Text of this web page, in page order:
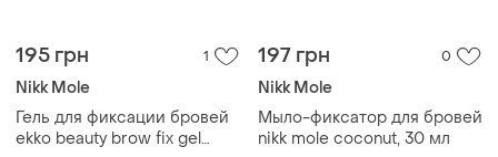
195 грн 1
Nikk Mole
Гель для фиксации бровей
ekko beauty brow fix gel
197 грн 0
Nikk Mole
Мыло-фиксатор для бровей
nikk mole coconut, 30 мл